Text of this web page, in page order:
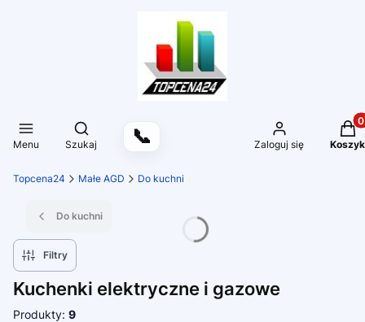
Menu
Otwórz wyszukiwarkę
Szukaj 📞 Zaloguj się Koszyk
Topcena24 Małe AGD Do kuchni
Do kuchni
Filtry
Kuchenki elektryczne i gazowe
Produkty: 9